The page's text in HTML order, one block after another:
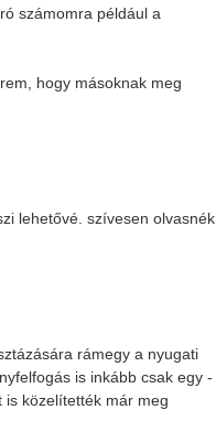
számomra például a
hogy másoknak meg
lehetővé. szívesen olvasnék
rámegy a nyugati
is inkább csak egy -
is közelítették már meg